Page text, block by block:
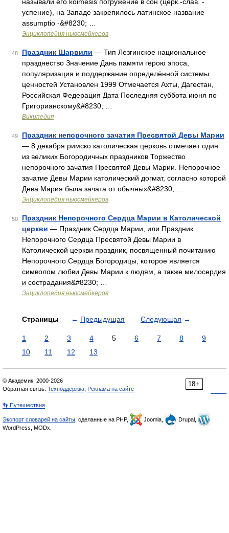
успение), на Западе закрепилось латинское название
assumptio ‑&#8230; …
Энциклопедия ньюсмейкеров
48 Праздник Шарвили — Тип Лезгинское национальное
празднество Значение Дань памяти герою эпоса,
популяризация и поддержание определённой системы
ценностей Установлен 1999 Отмечается Ахты, Дагестан,
Российская Федерация Дата Последняя суббота июня по
Григорианскому&#8230; …
Википедия
49
Праздник непорочного зачатия Пресвятой Девы Марии
— 8 декабря римско католическая церковь отмечает один
из великих Богородичных праздников Торжество
непорочного зачатия Пресвятой Девы Марии. Непорочное
зачатие Девы Марии католический догмат, согласно которой
Дева Мария была зачата от обычных&#8230; …
Энциклопедия ньюсмейкеров
50
Праздник Непорочного Сердца Марии в Католической
церкви — Праздник Сердца Марии, или Праздник
Непорочного Сердца Пресвятой Девы Марии в
Католической церкви праздник, посвященный почитанию
Непорочного Сердца Богородицы, которое является
символом любви Девы Марии к людям, а также милосердия
и сострадания&#8230; …
Энциклопедия ньюсмейкеров
Страницы ← Предыдущая Следующая →
1 2 3 4 5 6 7 8
9
10
11 12 13
18+
© Академик, 2000-2026
Обратная связь: Техподдержка Реклама на сайте
👣 Путешествия
Экспорт словарей на сайты , сделанные на PHP, Joomla,
Drupal,
WordPress, MODx.